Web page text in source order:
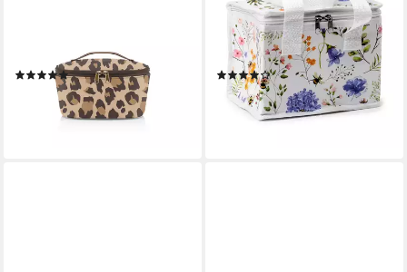
2-Wege-Reißverschluss
(4)
ab 21,00 €
lieferbar - in 4-5 Werktagen bei dir
Lunchtasche aus recyceltem
RPET, kleine feine Kühltasche
für deine Brotzeit
(1)
9,50 €
lieferbar - in 2-3 Werktagen bei dir